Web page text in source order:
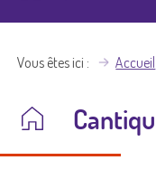
Vous êtes ici Accueil